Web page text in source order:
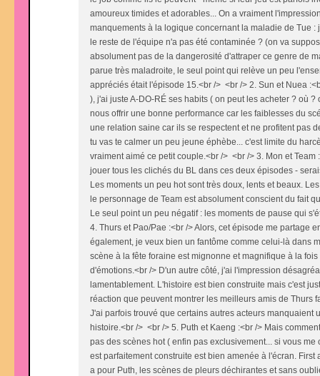
amoureux timides et adorables... On a vraiment
manquements à la logique concernant la maladie de Tue
le reste de l'équipe n'a pas été contaminée ? (on va
absolument pas de la dangerosité d'attraper ce genre de
parue très maladroite, le seul point qui relève un peu
appréciés était l'épisode 15.<br /> <br /> 2. Sun et Nuea
), j'ai juste A-DO-RÉ ses habits ( on peut les acheter ? où
nous offrir une bonne performance car les faiblesses du
une relation saine car ils se respectent et ne profitent pas
tu vas te calmer un peu jeune éphèbe... c'est limite du
vraiment aimé ce petit couple.<br /> <br /> 3. Mon et
jouer tous les clichés du BL dans ces deux épisodes -
Les moments un peu hot sont très doux, lents et beaux.
le personnage de Team est absolument conscient du fait
Le seul point un peu négatif : les moments de pause qui
4. Thurs et Pao/Pae :<br /> Alors, cet épisode me partage
également, je veux bien un fantôme comme celui-là dans
scène à la fête foraine est mignonne et magnifique à la
d'émotions.<br /> D'un autre côté, j'ai l'impression
lamentablement. L'histoire est bien construite mais c'est
réaction que peuvent montrer les meilleurs amis de Thurs
J'ai parfois trouvé que certains autres acteurs
histoire.<br /> <br /> 5. Puth et Kaeng :<br /> Mais
pas des scènes hot ( enfin pas exclusivement... si vous
est parfaitement construite est bien amenée à l'écran.
a pour Puth, les scènes de pleurs déchirantes et sans